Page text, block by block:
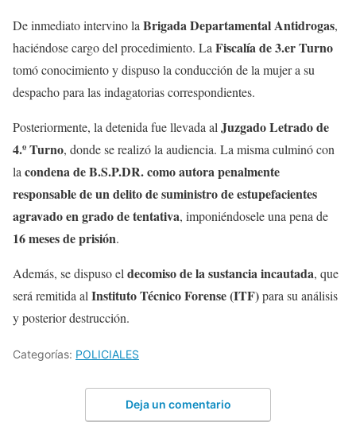
De inmediato intervino laBrigada Departamental Antidrogas,
haciéndose cargo del procedimiento. LaFiscalía de 3.er Turno
tomó conocimiento y dispuso la conducción de la mujer a su
despacho para las indagatorias correspondientes.
Posteriormente, la detenida fue llevada alJuzgado Letrado de
4.º Turno, donde se realizó la audiencia. La misma culminó con
lacondena de B.S.P.DR. como autora penalmente
responsable de un delito de suministro de estupefacientes
agravado en grado de tentativa, imponiéndosele una pena de
16 meses de prisión.
Además, se dispuso eldecomiso de la sustancia incautada, que
será remitida alInstituto Técnico Forense (ITF)para su análisis
y posterior destrucción.
Categorías: POLICIALES
Deja un comentario